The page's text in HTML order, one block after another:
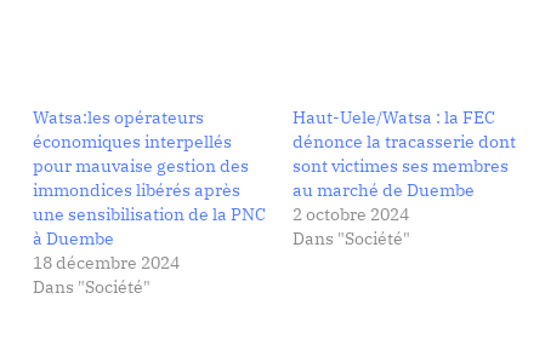
Watsa:les opérateurs
économiques interpellés
pour mauvaise gestion des
immondices libérés après
une sensibilisation de la PNC
à Duembe
18 décembre 2024
Dans "Société"
Haut-Uele/Watsa : la FEC
dénonce la tracasserie dont
sont victimes ses membres
au marché de Duembe
2 octobre 2024
Dans "Société"